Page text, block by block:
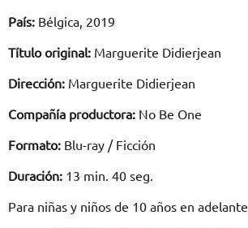
País: Bélgica, 2019
Título original: Marguerite Didierjean
Dirección: Marguerite Didierjean
Compañía productora: No Be One
Formato: Blu-ray / Ficción
Duración: 13 min. 40 seg.
Para niñas y niños de 10 años en adelante